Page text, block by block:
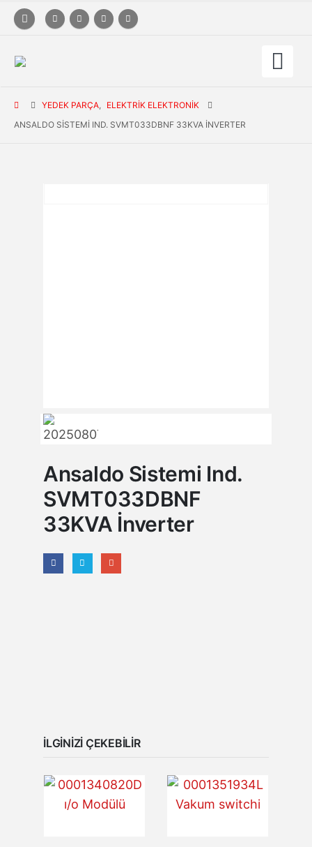
YEDEK PARÇA, ELEKTRIK ELEKTRONIK
ANSALDO SISTEMI IND. SVMT033DBNF 33KVA İNVERTER
Ansaldo Sistemi Ind.
SVMT033DBNF
33KVA İnverter
İLGINIZI ÇEKEBILIR